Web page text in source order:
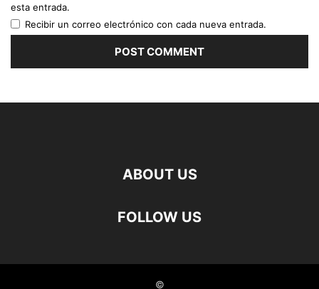
esta entrada.
Recibir un correo electrónico con cada nueva entrada.
ABOUT US
FOLLOW US
©